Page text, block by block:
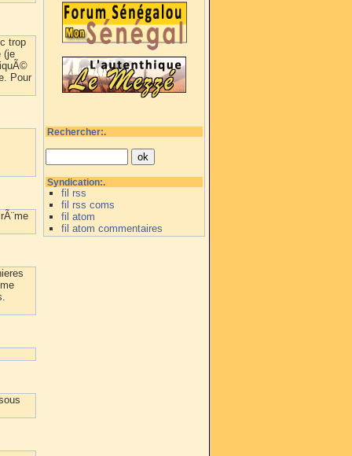
trop
(je
Pour
Rechercher:.
Syndication:.
fil rss
fil rss coms
fil atom
fil atom commentaires